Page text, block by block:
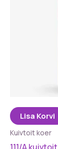
Lisa Korvi
Kuivtoit koer
111/A